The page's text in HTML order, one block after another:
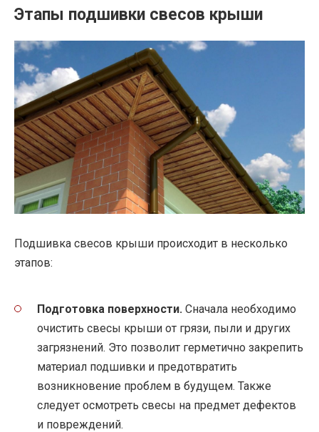
Этапы подшивки свесов крыши
Подшивка свесов крыши происходит в несколько
этапов:
Подготовка поверхности. Сначала необходимо
очистить свесы крыши от грязи, пыли и других
загрязнений. Это позволит герметично закрепить
материал подшивки и предотвратить
возникновение проблем в будущем. Также
следует осмотреть свесы на предмет дефектов
и повреждений.